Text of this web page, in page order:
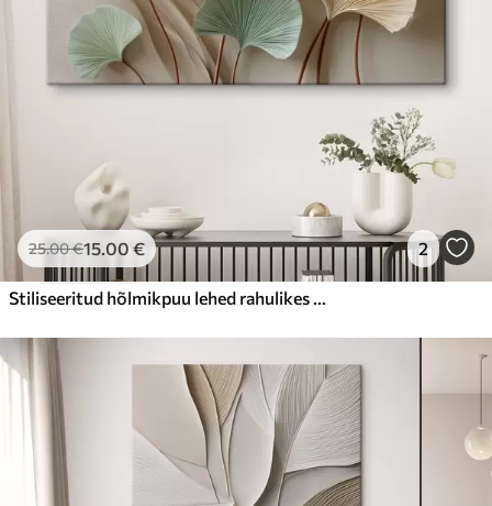
25.00€15.00 € 2
Stiliseeritud hõlmikpuu lehed rahulikes toonides